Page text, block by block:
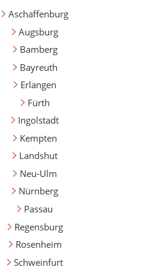
Aschaffenburg
Augsburg
Bamberg
Bayreuth
Erlangen
Fürth
Ingolstadt
Kempten
Landshut
Neu-Ulm
Nürnberg
Passau
Regensburg
Rosenheim
Schweinfurt